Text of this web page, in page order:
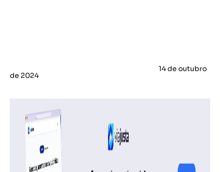
14 de outubro
de 2024